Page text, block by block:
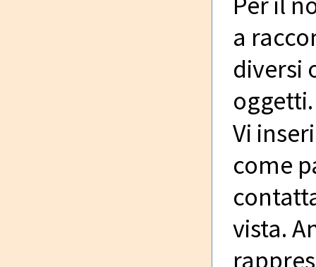
a
diversi
oggetti.
Vi
come
vista.